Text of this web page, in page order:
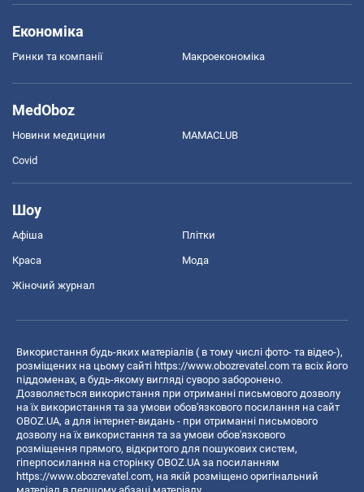
Економіка
Ринки та компанії Макроекономіка
MedOboz
Новини медицини MAMACLUB
Covid
Шоу
Афіша Плітки
Краса Мода
Жіночий журнал
Використання будь-яких матеріалів ( в тому числі фото- та відео-),
розміщених на цьому сайті https://www.obozrevatel.com та всіх його
піддоменах, в будь-якому вигляді суворо заборонено.
Дозволяється використання при отриманні письмового дозволу
на їх використання та за умови обов'язкового посилання на сайт
OBOZ.UA, а для інтернет-видань - при отриманні письмового
дозволу на їх використання та за умови обов'язкового
розміщення прямого, відкритого для пошукових систем,
гіперпосилання на сторінку OBOZ.UA за посиланням
https://www.obozrevatel.com, на якій розміщено оригінальний